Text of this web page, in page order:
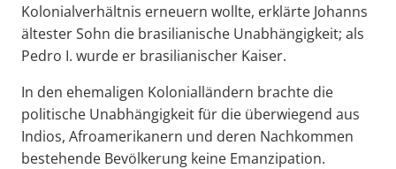
Kolonialverhältnis erneuern wollte, erklärte Johanns
ältester Sohn die brasilianische Unabhängigkeit; als
Pedro I. wurde er brasilianischer Kaiser.
In den ehemaligen Kolonialländern brachte die
politische Unabhängigkeit für die überwiegend aus
Indios, Afroamerikanern und deren Nachkommen
bestehende Bevölkerung keine Emanzipation.